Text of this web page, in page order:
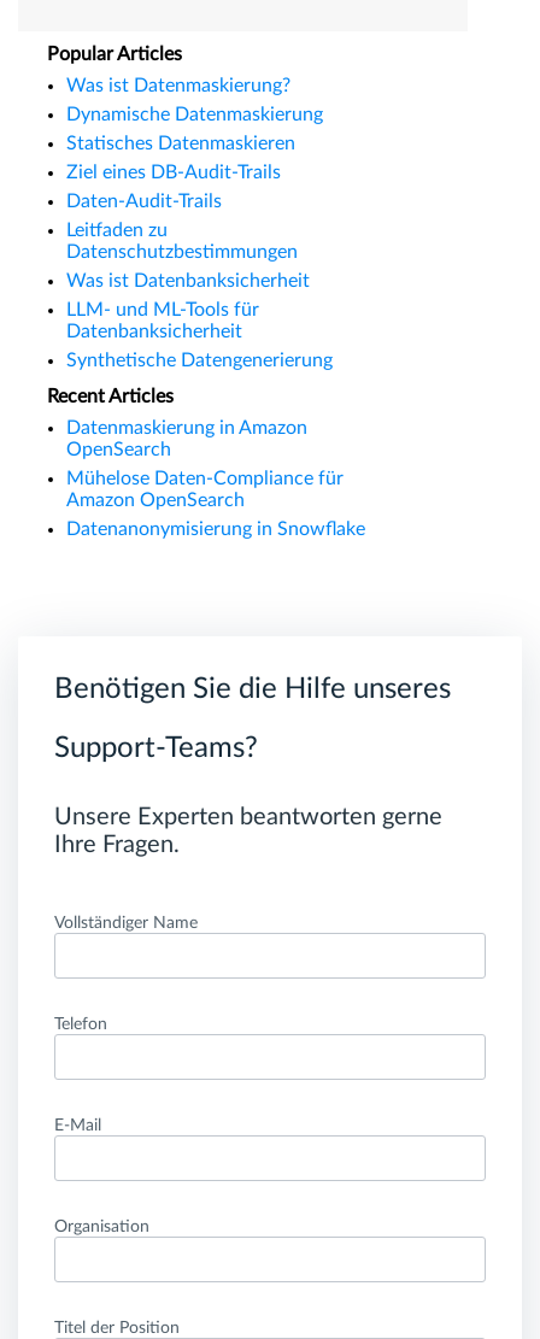
Popular Articles
Was ist Datenmaskierung?
Dynamische Datenmaskierung
Statisches Datenmaskieren
Ziel eines DB-Audit-Trails
Daten-Audit-Trails
Leitfaden zu
Datenschutzbestimmungen
Was ist Datenbanksicherheit
LLM- und ML-Tools für
Datenbanksicherheit
Synthetische Datengenerierung
Recent Articles
Datenmaskierung in Amazon
OpenSearch
Mühelose Daten-Compliance für
Amazon OpenSearch
Datenanonymisierung in Snowflake
Benötigen Sie die Hilfe unseres
Support-Teams?
Unsere Experten beantworten gerne
Ihre Fragen.
Vollständiger Name
Telefon
E-Mail
Organisation
Titel der Position